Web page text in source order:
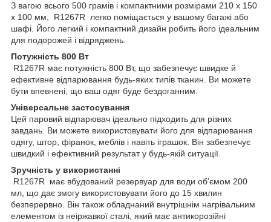
З вагою всього 500 грамів і компактними розмірами 210 x 150
x 100 мм, R1267R легко поміщається у вашому багажі або
шафі. Його легкий і компактний дизайн робить його ідеальним
для подорожей і відряджень.
Потужність 800 Вт
R1267R має потужність 800 Вт, що забезпечує швидке й
ефективне відпарювання будь-яких типів тканин. Ви можете
бути впевнені, що ваш одяг буде бездоганним.
Універсальне застосування
Цей паровий відпарювач ідеально підходить для різних
завдань. Ви можете використовувати його для відпарювання
одягу, штор, фіранок, меблів і навіть іграшок. Він забезпечує
швидкий і ефективний результат у будь-якій ситуації.
Зручність у використанні
R1267R має вбудований резервуар для води об'ємом 200
мл, що дає змогу використовувати його до 15 хвилин
безперервно. Він також обладнаний внутрішнім нагрівальним
елементом із неіржавкої сталі, який має антикорозійні